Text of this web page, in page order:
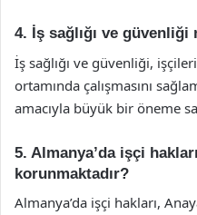
4. İş sağlığı ve
İş sağlığı ve güvenliği,
ortamında çalışmasını
amacıyla büyük bir öneme
5. Almanya’da işçi
korunmaktadır?
Almanya’da işçi hakları,